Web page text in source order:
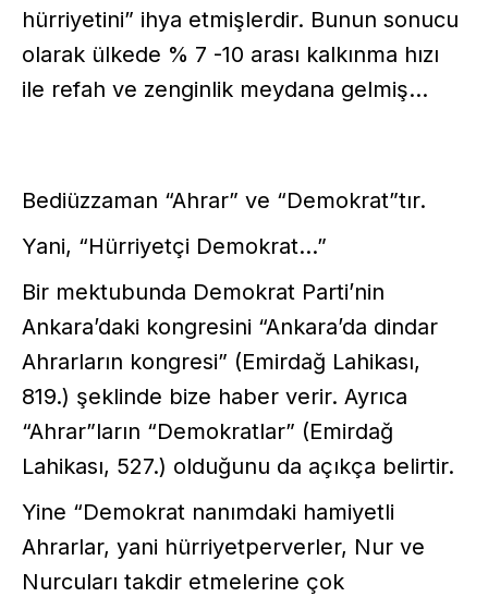
hürriyetini” ihya etmişlerdir. Bunun sonucu
olarak ülkede % 7 -10 arası kalkınma hızı
ile refah ve zenginlik meydana gelmiş...
Bediüzzaman “Ahrar” ve “Demokrat”tır.
Yani, “Hürriyetçi Demokrat...”
Bir mektubunda Demokrat Parti’nin
Ankara’daki kongresini “Ankara’da dindar
Ahrarların kongresi” (Emirdağ Lahikası,
819.) şeklinde bize haber verir. Ayrıca
“Ahrar”ların “Demokratlar” (Emirdağ
Lahikası, 527.) olduğunu da açıkça belirtir.
Yine “Demokrat nanımdaki hamiyetli
Ahrarlar, yani hürriyetperverler, Nur ve
Nurcuları takdir etmelerine çok